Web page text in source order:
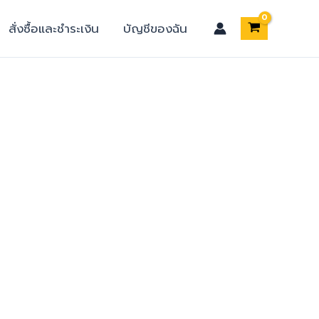
สั่งซื้อและชำระเงิน บัญชีของฉัน